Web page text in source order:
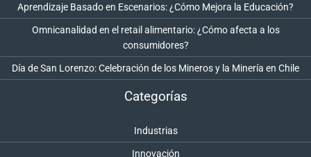
Aprendizaje Basado en Escenarios: ¿Cómo Mejora la Educación?
Omnicanalidad en el retail alimentario: ¿Cómo afecta a los
consumidores?
Día de San Lorenzo: Celebración de los Mineros y la Minería en Chile
Categorías
Industrias
Innovación